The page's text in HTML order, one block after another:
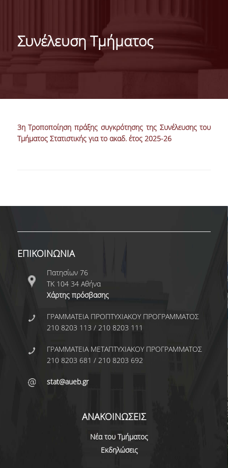
ΔΙΟΙΚΗΣΗ ΤΟΥ ΤΜΗΜΑΤΟΣ
QSRANKINGS 2022
ΠΙΘΑΝΟΤΗΤΩΝ ΚΑΙ ΑΝΑΛΥΣΗΣ ΔΕΔΟΜΕΝΩΝ
ΕΡΓΑΣΤΗΡΙΟ ΣΤΑΤΙΣΤΙΚΗΣ ΜΕΘΟΔΟΛΟΓΙΑΣ
ΕΡΓΑΣΤΗΡΙΟ ΥΠΟΛΟΓΙΣΤΙΚΗΣ ΚΑΙ
ΜΠΕΫΖΙΑΝΗΣ ΣΤΑΤΙΣΤΙΚΗΣ
ΜΟΝΤΕΛΟΠΟΙΗΣΗΣ ΚΑΙ ΕΦΑΡΜΟΓΩΝ
CALENDARS
EVENT CALENDAR
SOCIAL MEDIA
ΣΧΟΛΗ ΕΠΙΣΤΗΜΩΝ ΚΑΙ ΤΕΧΝΟΛΟΓΙΑΣ ΤΗΣ
ΠΛΗΡΟΦΟΡΙΑΣ
Συνέλευση Τμήματος
3ηΤροποποίηση πράξης συγκρότησης της Συνέλευσης του
Τμήματος Στατιστικής για το ακαδ. έτος 2025-26
ΕΠΙΚΟΙΝΩΝΙΑ
Πατησίων 76
ΤΚ 104 34 Αθήνα
Χάρτης πρόσβασης
ΓΡΑΜΜΑΤΕΙΑ ΠΡΟΠΤΥΧΙΑΚΟΥ ΠΡΟΓΡΑΜΜΑΤΟΣ
210 8203 113 / 210 8203 111
ΓΡΑΜΜΑΤΕΙΑ ΜΕΤΑΠΤΥΧΙΑΚΟΥ ΠΡΟΓΡΑΜΜΑΤΟΣ
210 8203 681 / 210 8203 692
stat@aueb.gr
ΑΝΑΚΟΙΝΩΣΕΙΣ
Νέα του Τμήματος
Εκδηλώσεις